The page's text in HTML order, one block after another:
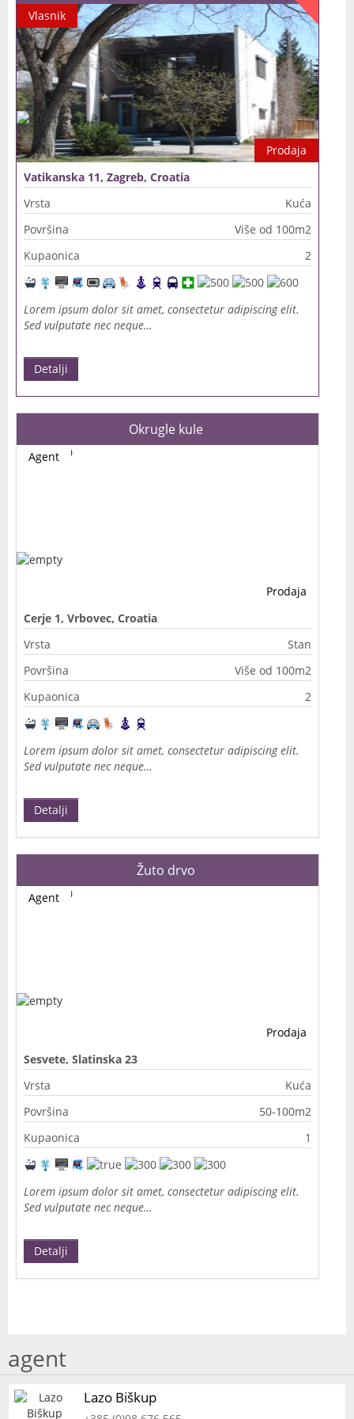
Prodaja
Vlasnik
Vatikanska 11, Zagreb, Croatia
Vrsta
Kuća
Površina
Više od 100m2
Kupaonica
2
Lorem ipsum dolor sit amet, consectetur adipiscing elit.
Sed vulputate nec neque…
Detalji
Okrugle kule
Prodaja
Agent
Cerje 1, Vrbovec, Croatia
Vrsta
Stan
Površina
Više od 100m2
Kupaonica
2
Lorem ipsum dolor sit amet, consectetur adipiscing elit.
Sed vulputate nec neque…
Detalji
Žuto drvo
Prodaja
Agent
Sesvete, Slatinska 23
Vrsta
Kuća
Površina
50-100m2
Kupaonica
1
Lorem ipsum dolor sit amet, consectetur adipiscing elit.
Sed vulputate nec neque…
Detalji
agent
Lazo Biškup